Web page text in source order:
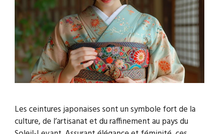
Les ceintures japonaises sont un symbole fort de la
culture, de l’artisanat et du raffinement au pays du